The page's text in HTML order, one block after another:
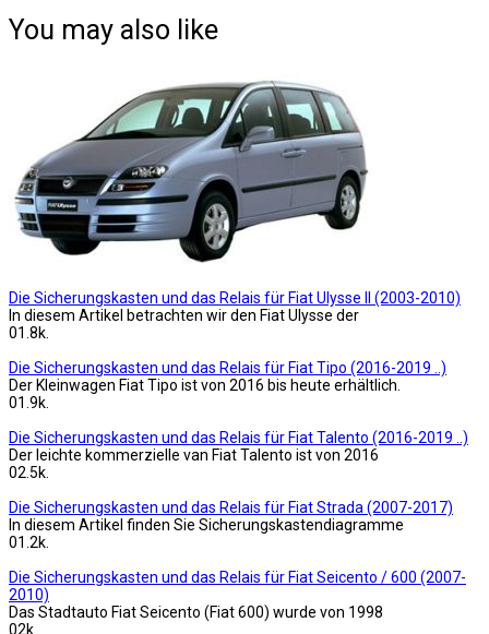
You may also like
Die Sicherungskasten und das Relais für Fiat Ulysse II (2003-2010)
In diesem Artikel betrachten wir den Fiat Ulysse der
01.8k.
Die Sicherungskasten und das Relais für Fiat Tipo (2016-2019 ..)
Der Kleinwagen Fiat Tipo ist von 2016 bis heute erhältlich.
01.9k.
Die Sicherungskasten und das Relais für Fiat Talento (2016-2019 ..)
Der leichte kommerzielle van Fiat Talento ist von 2016
02.5k.
Die Sicherungskasten und das Relais für Fiat Strada (2007-2017)
In diesem Artikel finden Sie Sicherungskastendiagramme
01.2k.
Die Sicherungskasten und das Relais für Fiat Seicento / 600 (2007-
2010)
Das Stadtauto Fiat Seicento (Fiat 600) wurde von 1998
02k.